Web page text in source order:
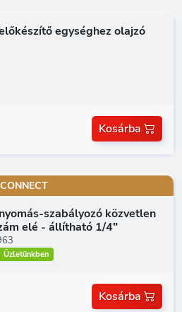
egységhez olajzó
Kosárba
CONNECT
szabályozó közvetlen
elé - állítható 1/4"
Üzletünkben
Kosárba